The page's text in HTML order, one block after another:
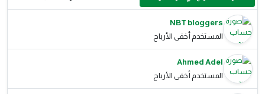
NBT bloggers
المستخدم أخفى الأرباح
Ahmed Adel
المستخدم أخفى الأرباح